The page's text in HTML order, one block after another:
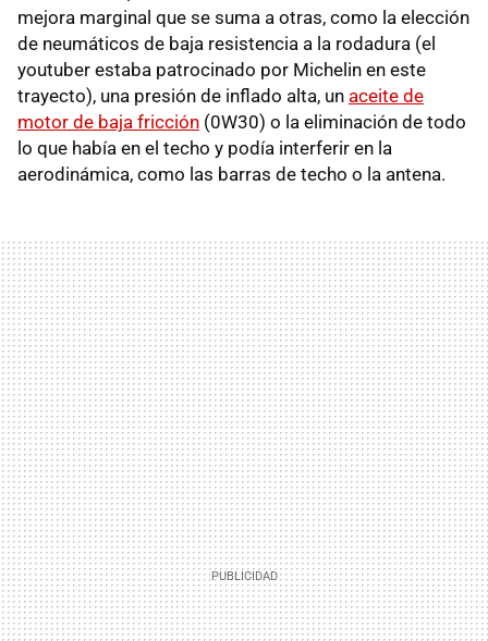
mejora marginal que se suma a otras, como la elección
de neumáticos de baja resistencia a la rodadura (el
youtuber estaba patrocinado por Michelin en este
trayecto), una presión de inflado alta, un aceite de
motor de baja fricción (0W30) o la eliminación de todo
lo que había en el techo y podía interferir en la
aerodinámica, como las barras de techo o la antena.